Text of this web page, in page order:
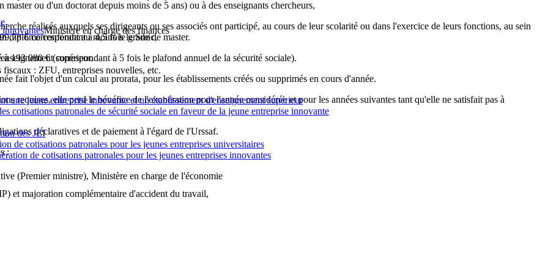
ou d'un doctorat depuis moins de 5 ans) ou à des enseignants chercheurs,
réalisés auxquels ses dirigeants ou ses associés ont participé, au cours de leur scolarité ou dans l'exercice de leurs fonctions, au sein
diplôme conférant au moins le grade de master.
supérieur.
.
fiscaux : ZFU, entreprises nouvelles, etc.
€correspondant à 4,5 fois le Smic,
à193 080 €(correspondant à 5 fois le plafond annuel de la sécurité sociale).
fait l'objet d'un calcul au prorata, pour les établissements créés ou supprimés en cours d'année.
requises, elle perd le bénéfice de l'exonération pour l'année considérée et pour les années suivantes tant qu'elle ne satisfait pas à
déclaratives et de paiement à l'égard de l'Urssaf.
:
et majoration complémentaire d'accident du travail,
Ministère en charge des finances
jeune entreprise innovante et un établissement d'enseignement supérieur
cotisations patronales de sécurité sociale en faveur de la jeune entreprise innovante
des JEI
de cotisations patronales pour les jeunes entreprises universitaires
de cotisations patronales pour les jeunes entreprises innovantes
(Premier ministre), Ministère en charge de l'économie